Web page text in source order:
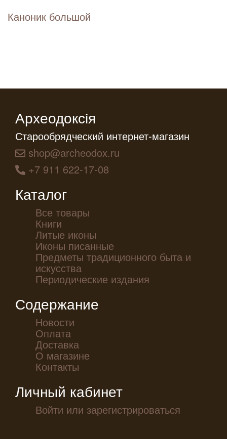
Каноник большой
Археодоксiя
Старообрядческий интернет-магазин
shop@archeodox.ru
+7 911 622-17-08
Каталог
Все товары
Книги
Литые иконы
Иконы писанные
Предметы традиционного быта и
искусства
Периодические издания
Содержание
Новости
Оплата
Доставка
О магазине
Контакты
Личный кабинет
Войти или зарегистрироваться